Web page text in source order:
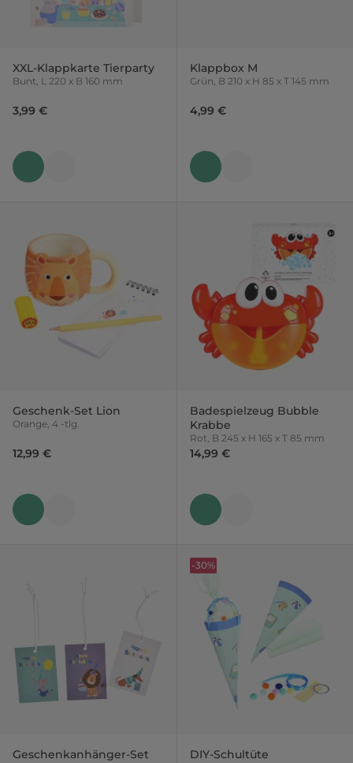
XXL-Klappkarte Tierparty
Bunt, L 220 x B 160 mm
3,99 €
Klappbox M
Grün, B 210 x H 85 x T 145 mm
4,99 €
Geschenk-Set Lion
Orange, 4 -tlg.
12,99 €
Badespielzeug Bubble
Krabbe
Rot, B 245 x H 165 x T 85 mm
14,99 €
Geschenkanhänger-Set
DIY-Schultüte
-30%